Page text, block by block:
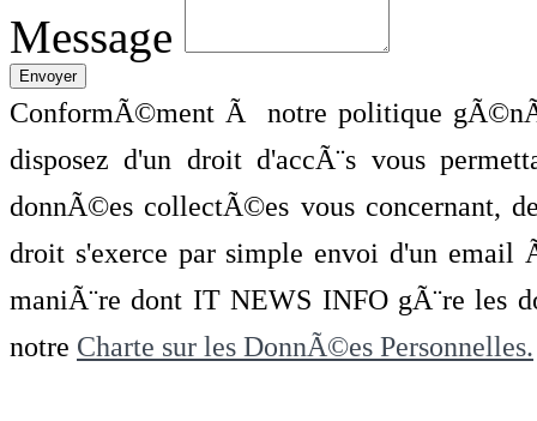
Message
ConformÃ©ment Ã notre politique
disposez d'un droit d'accÃ¨s vous
donnÃ©es collectÃ©es vous concernant,
droit s'exerce par simple envoi d'un
maniÃ¨re dont IT NEWS INFO gÃ¨re les
notre Charte sur les DonnÃ©es Personnelles.